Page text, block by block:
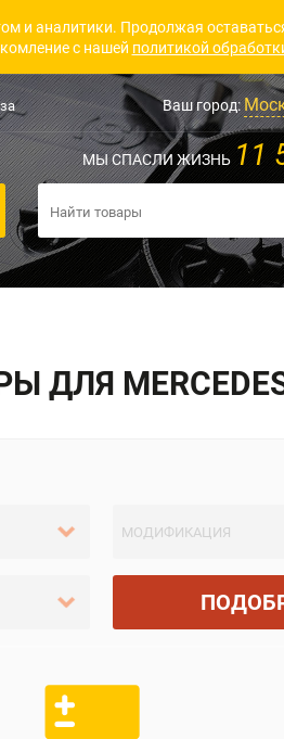
и аналитики. Продолжая
с нашей политикой
Ваш город:
МЫ СПАСЛИ ЖИЗНЬ 11
MERCEDES